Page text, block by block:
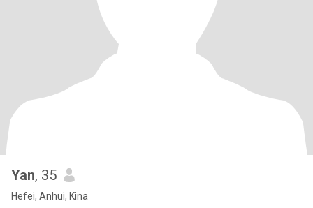
Yan, 35
Hefei, Anhui, Kina